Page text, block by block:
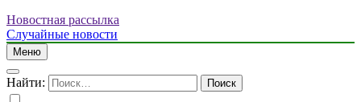
Новостная рассылка
Случайные новости
Меню
Найти: